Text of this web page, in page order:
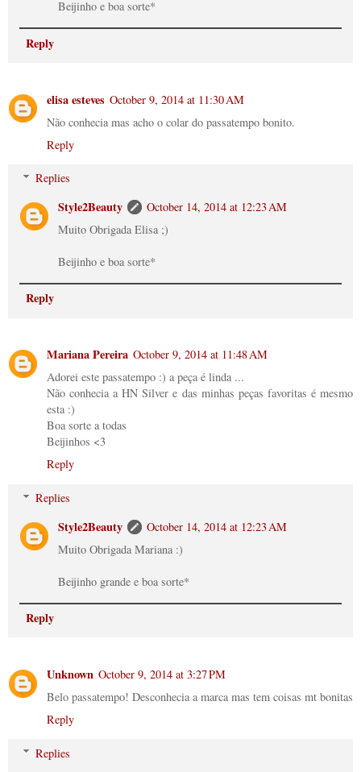
Beijinho e boa sorte*
Reply
elisa esteves October 9, 2014 at 11:30 AM
Não conhecia mas acho o colar do passatempo bonito.
Reply
Replies
Style2Beauty
October 14, 2014 at 12:23 AM
Muito Obrigada Elisa ;)
Beijinho e boa sorte*
Reply
Mariana Pereira October 9, 2014 at 11:48 AM
Adorei este passatempo :) a peça é linda ...
Não conhecia a HN Silver e das minhas peças favoritas é mesmo
esta :)
Boa sorte a todas
Beijinhos <3
Reply
Replies
Style2Beauty
October 14, 2014 at 12:23 AM
Muito Obrigada Mariana :)
Beijinho grande e boa sorte*
Reply
Unknown October 9, 2014 at 3:27 PM
Belo passatempo! Desconhecia a marca mas tem coisas mt bonitas
Reply
Replies